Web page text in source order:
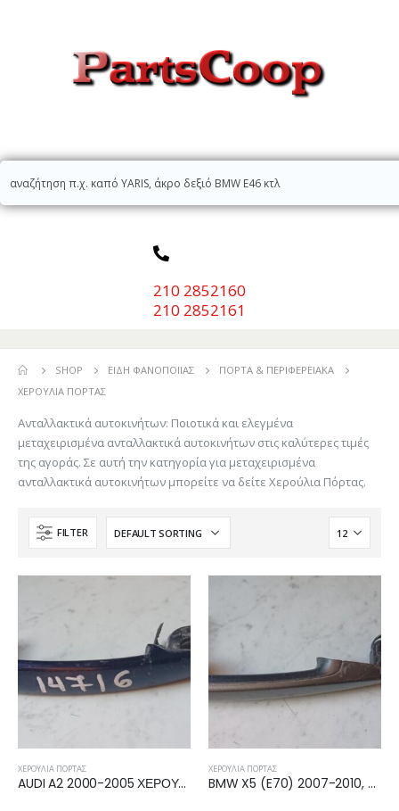
210 2852160
210 2852161
SHOP ΕΊΔΗ ΦΑΝΟΠΟΙΊΑΣ
ΠΌΡΤΑ & ΠΕΡΙΦΕΡΕΙΑΚΆ
ΧΕΡΟΎΛΙΑ ΠΌΡΤΑΣ
Ανταλλακτικά αυτοκινήτων: Ποιοτικά και ελεγμένα
μεταχειρισμένα ανταλλακτικά αυτοκινήτων στις καλύτερες τιμές
της αγοράς. Σε αυτή την κατηγορία για μεταχειρισμένα
ανταλλακτικά αυτοκινήτων μπορείτε να δείτε Χερούλια Πόρτας.
FILTER
ΧΕΡΟΎΛΙΑ ΠΌΡΤΑΣ
AUDI A2 2000-2005 ΧΕΡΟΥΛΙ ΕΜΠΡΟΣ/ΠΙΣΩ ΕΞΩ 3B0837207
ΧΕΡΟΎΛΙΑ ΠΌΡΤΑΣ
BMW X5 (E70) 2007-2010, 2010-2013 ΧΕΡΟΥΛΙ ΕΜΠΡΟΣ ΕΞΩ ΔΕΞΙΟ 51217207566